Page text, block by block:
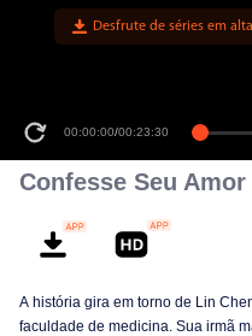
Desfrute de séries em
00:00:00/00:23:30
Confesse Seu Amor
A história gira em torno de Lin
faculdade de medicina. Sua irmã